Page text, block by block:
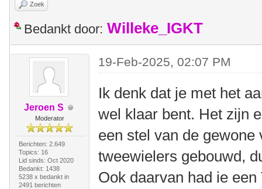
Zoek
Bedankt door: Willeke_IGKT
Jeroen S
Moderator
Berichten: 2.649
Topics: 16
Lid sinds: Oct 2020
Bedankt: 1438
5238 x bedankt in
2491 berichten
19-Feb-2025, 02:07 PM
Ik denk dat je met het
wel klaar bent. Het zijn
een stel van de
tweewielers gebouwd,
Ook daarvan had ie